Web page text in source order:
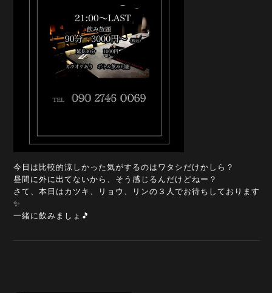
今日は比較的涼しかった気がするのはワタシだけかしら？
昼間に外に出てないから、そう感じるんだけどねー？
さて、本日はカツキ、リョウ、リンの３人でお待ちしております
✨
一緒に飲みましょ🎵